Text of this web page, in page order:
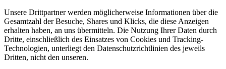
Unsere Drittpartner werden möglicherweise Informationen über die
Gesamtzahl der Besuche, Shares und Klicks, die diese Anzeigen
erhalten haben, an uns übermitteln. Die Nutzung Ihrer Daten durch
Dritte, einschließlich des Einsatzes von Cookies und Tracking-
Technologien, unterliegt den Datenschutzrichtlinien des jeweils
Dritten, nicht den unseren.